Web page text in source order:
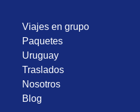
Viajes en grupo
Paquetes
Uruguay
Traslados
Nosotros
Blog